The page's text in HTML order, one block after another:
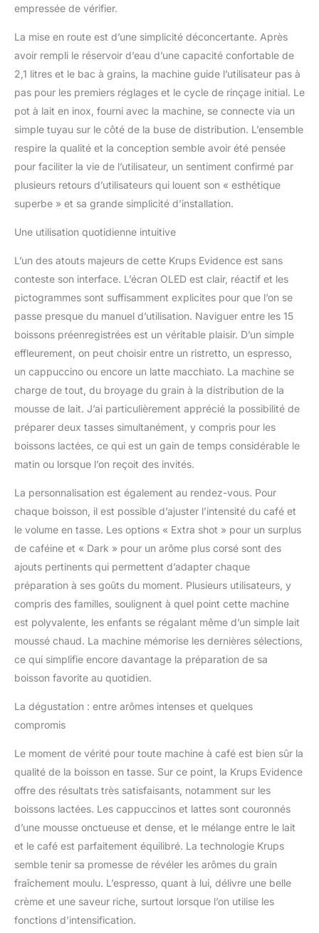
la fonction Extra Shot, la
d'obtenir un espresso
encore plus robuste et
intense REPARABILITE 15
ANS AU JUSTE PRIX :
engagement de
juste prix grâce à notre
réseau de 6200
réparateurs dans le
monde, pour contribuer
l’environnement et à la
TECHNOLOGIE LAIT
KRUPS : Fournit une
crémeuse directement
dans votre tasse, même
pour 2 lattes en une
seule touche BUSE
VAPEUR AUTOMATIQUE
: cycle de rinçage pour
un entretien facile et des
performances durables
ECRAN LED NATUREL ET
INTUITIF : ainsi que des
commandes tactiles pour
une interface simple et
PRATIQUE : Avec un
réservoir à grains et un
réservoir d'eau de très
grande capacité, des
dimensions parfaites et
une ergonomie améliorée
pour un maximum de
confort
empressée de vérifier.
La mise en route est d’une simplicité déconcertante. Après
avoir rempli le réservoir d’eau d’une capacité confortable de
2,1 litres et le bac à grains, la machine guide l’utilisateur pas à
pas pour les premiers réglages et le cycle de rinçage initial. Le
pot à lait en inox, fourni avec la machine, se connecte via un
simple tuyau sur le côté de la buse de distribution. L’ensemble
respire la qualité et la conception semble avoir été pensée
pour faciliter la vie de l’utilisateur, un sentiment confirmé par
plusieurs retours d’utilisateurs qui louent son « esthétique
superbe » et sa grande simplicité d’installation.
Une utilisation quotidienne intuitive
L’un des atouts majeurs de cette Krups Evidence est sans
conteste son interface. L’écran OLED est clair, réactif et les
pictogrammes sont suffisamment explicites pour que l’on se
passe presque du manuel d’utilisation. Naviguer entre les 15
boissons préenregistrées est un véritable plaisir. D’un simple
effleurement, on peut choisir entre un ristretto, un espresso,
un cappuccino ou encore un latte macchiato. La machine se
charge de tout, du broyage du grain à la distribution de la
mousse de lait. J’ai particulièrement apprécié la possibilité de
préparer deux tasses simultanément, y compris pour les
boissons lactées, ce qui est un gain de temps considérable le
matin ou lorsque l’on reçoit des invités.
La personnalisation est également au rendez-vous. Pour
chaque boisson, il est possible d’ajuster l’intensité du café et
le volume en tasse. Les options « Extra shot » pour un surplus
de caféine et « Dark » pour un arôme plus corsé sont des
ajouts pertinents qui permettent d’adapter chaque
préparation à ses goûts du moment. Plusieurs utilisateurs, y
compris des familles, soulignent à quel point cette machine
est polyvalente, les enfants se régalant même d’un simple lait
moussé chaud. La machine mémorise les dernières sélections,
ce qui simplifie encore davantage la préparation de sa
boisson favorite au quotidien.
La dégustation : entre arômes intenses et quelques
compromis
Le moment de vérité pour toute machine à café est bien sûr la
qualité de la boisson en tasse. Sur ce point, la Krups Evidence
offre des résultats très satisfaisants, notamment sur les
boissons lactées. Les cappuccinos et lattes sont couronnés
d’une mousse onctueuse et dense, et le mélange entre le lait
et le café est parfaitement équilibré. La technologie Krups
semble tenir sa promesse de révéler les arômes du grain
fraîchement moulu. L’espresso, quant à lui, délivre une belle
crème et une saveur riche, surtout lorsque l’on utilise les
fonctions d’intensification.